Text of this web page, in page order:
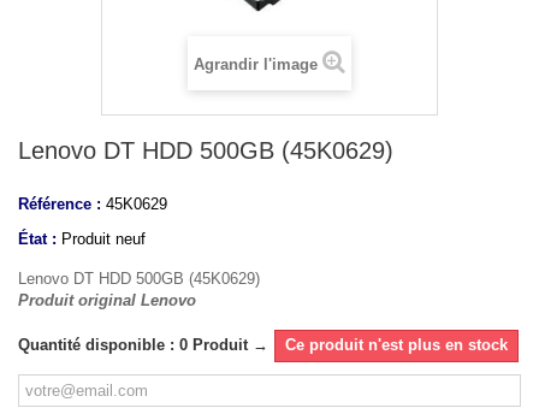
Agrandir l'image
Lenovo DT HDD 500GB (45K0629)
Référence : 45K0629
État : Produit neuf
Lenovo DT HDD 500GB (45K0629)
Produit original Lenovo
Quantité disponible : 0 Produit → Ce produit n'est plus en stock